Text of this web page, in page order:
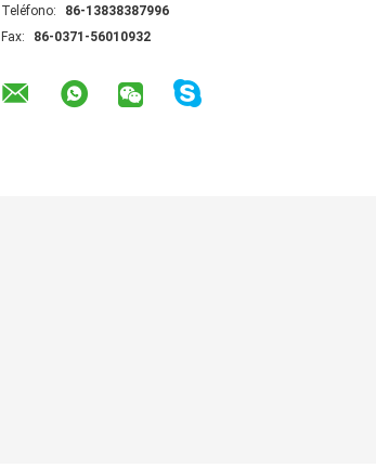
Teléfono:
86-13838387996
Fax:
86-0371-56010932